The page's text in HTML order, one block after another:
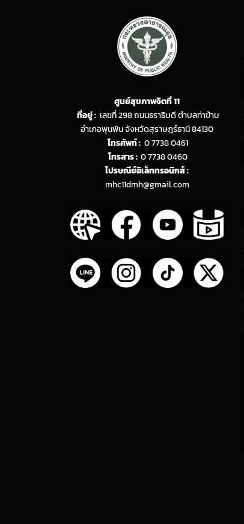
ศูนย์สุขภาพจิตที่ 11
ที่อยู่ : เลขที่ 298 ถนนธราธิบดี ตำบลท่าข้าม
อำเภอพุนพิน จังหวัดสุราษฎร์ธานี 84130
โทรศัพท์ : 0 7738 0461
โทรสาร : 0 7738 0460
ไปรษณีย์อิเล็กทรอนิกส์ :
mhc11dmh@gmail.com